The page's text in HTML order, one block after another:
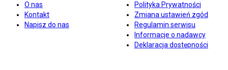
O nas
Kontakt
Napisz do nas
Polityka Prywatności
Zmiana ustawień zgód
Regulamin serwisu
Informacje o nadawcy
Deklaracja dostępności